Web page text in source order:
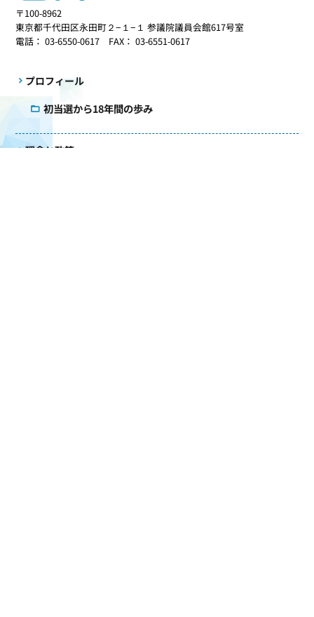
〒100-8962
東京都千代田区永田町２−１−１ 参議院議員会館617号室
電話： 03-6550-0617 FAX： 03-6551-0617
プロフィール
初当選から18年間の歩み
理念と政策